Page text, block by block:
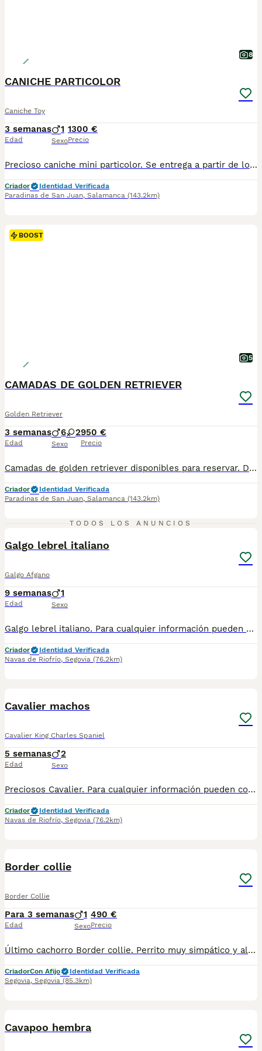
8
CANICHE PARTICOLOR
Caniche Toy
3 semanas
Edad
1
Sexo
1300 €
Precio
Precioso caniche mini particolor. Se entrega a partir de los 2 meses con: - Pasaporte. - Microchip. - 2 vacunas - 3 desparasitaciones. - Contrato y garantías. - Revisión veterinaria. - Kit de iniciación. Más información o visitas por: Instagram: @rincondorado2024 Móvil: 605 42 66 91 Ven a conocernos.
Criador
Identidad Verificada
Paradinas de San Juan, Salamanca (143.2km)
BOOST
5
CAMADAS DE GOLDEN RETRIEVER
Golden Retriever
3 semanas
Edad
6 2
Sexo
950 €
Precio
Camadas de golden retriever disponibles para reservar. Disponemos de varias camadas con variedad de líneas para entregar en los meses de septiembre y octubre. Entregamos los cachorros con: - Pasaporte y microchip. - Pauta de vacunación. - Desparasitaciones internas y externas. - Contrato y garantías. - Kit de iniciación. - Revisión veterinaria. Para conocer a nuestros cachorros y puede informarse por Whatsap o nuestras redes: 605426691 o @rincondorado2024
Criador
Identidad Verificada
Paradinas de San Juan, Salamanca (143.2km)
TODOS LOS ANUNCIOS
Galgo lebrel italiano
Galgo Afgano
9 semanas
Edad
1
Sexo
Galgo lebrel italiano. Para cualquier información pueden contactar conmigo en el 632 109 444. Disponible para entregar a mediados/ finales de agosto.
Criador
Identidad Verificada
Navas de Riofrío, Segovia (76.2km)
Cavalier machos
Cavalier King Charles Spaniel
5 semanas
Edad
2
Sexo
Preciosos Cavalier. Para cualquier información pueden contactar conmigo en el 632 109 444. Disponible para entregar a finales de agosto.
Criador
Identidad Verificada
Navas de Riofrío, Segovia (76.2km)
Border collie
Border Collie
Para 3 semanas
Edad
1
Sexo
490 €
Precio
Último cachorro Border collie. Perrito muy simpático y alegre . Criado en ambiente muy familiar y de forma respetuosa con niñas . Más de 15 años de experiencia en cría y selección y con núcleo zoológico propio . Se entrega con vacunas acorde a la edad, desparasitados,cartilla de vacunación etc . Más información 650132470/677031944
CriadorCon Afijo
Identidad Verificada
Segovia, Segovia (85.3km)
Cavapoo hembra